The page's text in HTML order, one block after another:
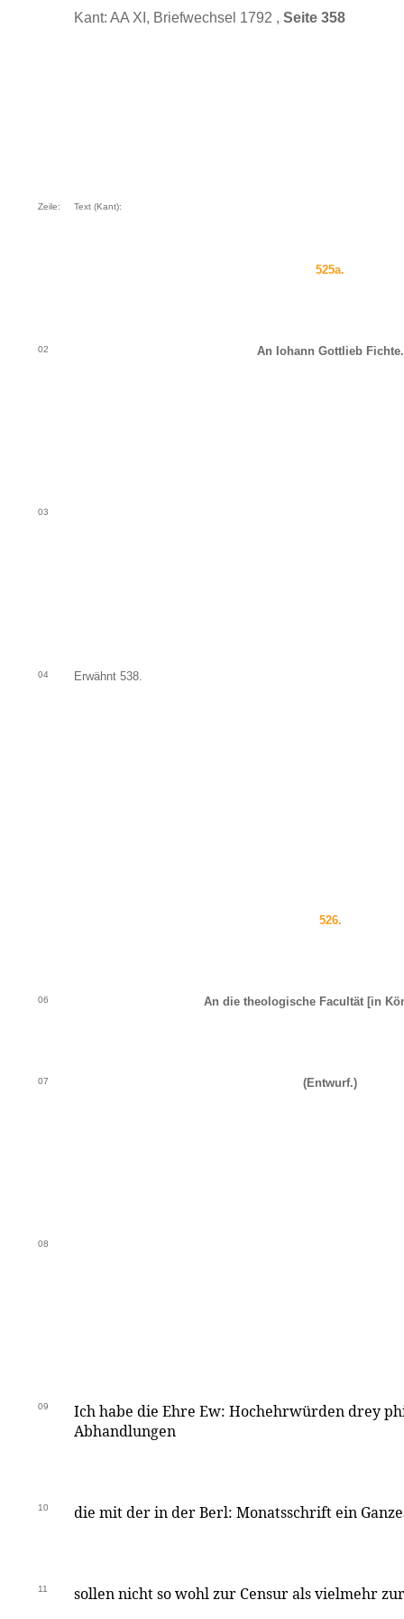
Kant: AA XI, Briefwechsel 1792 , Seite 358
Zeile: Text (Kant):
525a.
02 An Iohann Gottlieb Fichte.
03
04 Erwähnt 538.
526.
06 An die theologische Facultät [in
07 (Entwurf.)
08
09
Ich habe die Ehre Ew: Hochehrwürden drey
Abhandlungen
10 die mit der in der Berl: Monatsschrift ein
11 sollen nicht so wohl zur Censur als vielmehr